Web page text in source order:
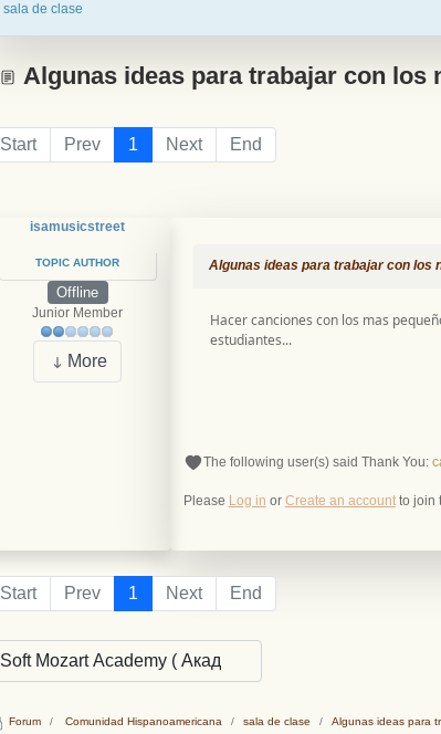
sala de clase
Algunas ideas para trabajar con los
Start Prev 1 Next End
isamusicstreet
TOPIC AUTHOR
Offline
Junior Member
More
Algunas ideas para trabajar con los
Hacer canciones con los mas
estudiantes...
The following user(s) said Thank You:
Please Log in or Create an accountto join
Start Prev 1 Next End
Forum Comunidad Hispanoamericana sala de clase Algunas ideas para